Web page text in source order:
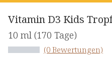
Vitamin D3 Kids
10 ml (170 Tage)
(0 Bewertungen)